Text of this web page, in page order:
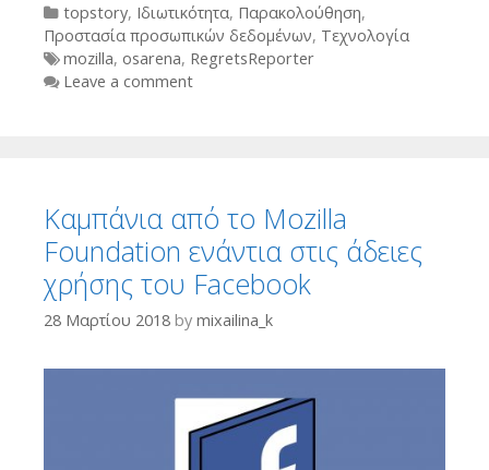
Categories
topstory, Ιδιωτικότητα, Παρακολούθηση,
Προστασία προσωπικών δεδομένων, Τεχνολογία
Tags
mozilla, osarena, RegretsReporter
Leave a comment
Καμπάνια από το Mozilla
Foundation ενάντια στις άδειες
χρήσης του Facebook
28 Μαρτίου 2018 by mixailina_k